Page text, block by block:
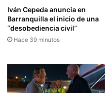
Iván Cepeda anuncia en
Barranquilla el inicio de una
“desobediencia civil”
Hace 39 minutos